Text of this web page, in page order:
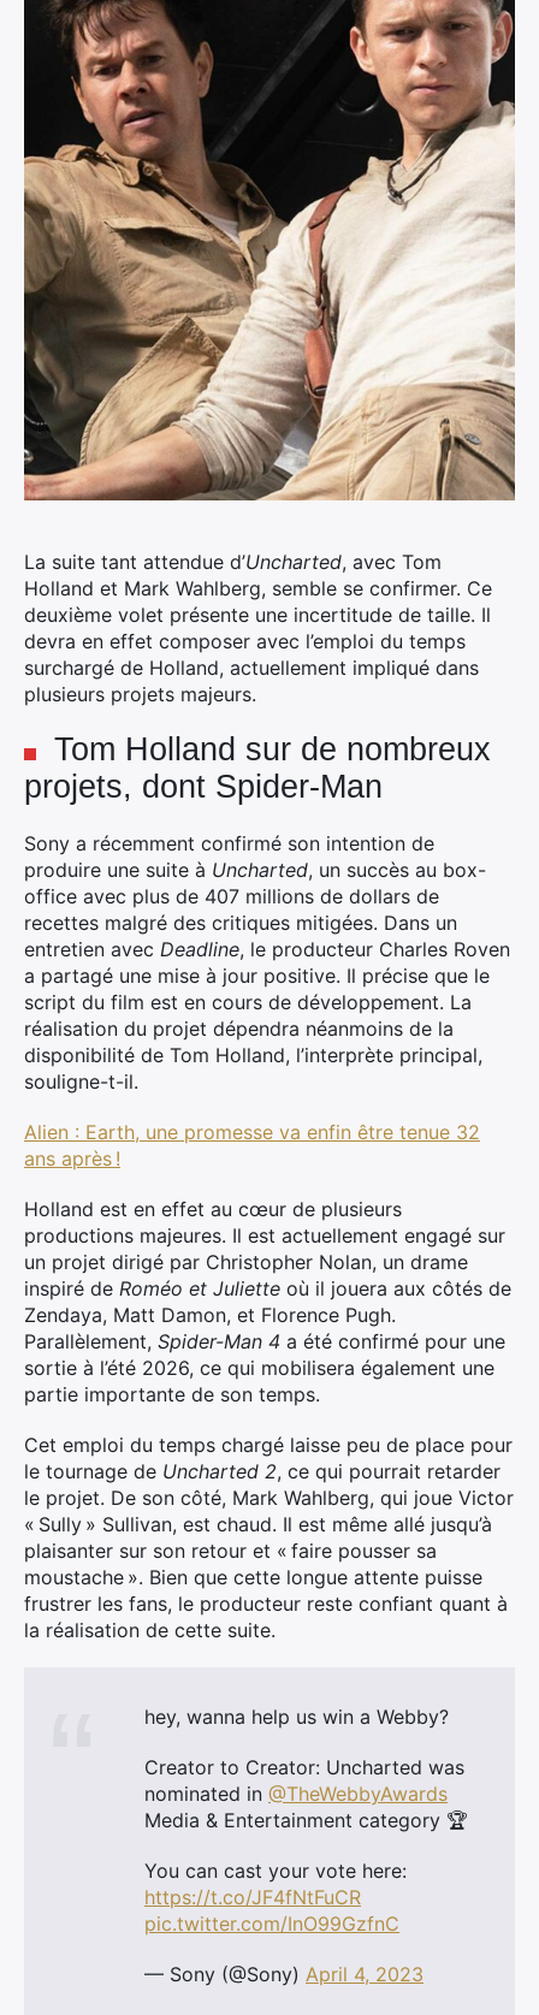
La suite tant attendue d’Uncharted, avec Tom
Holland et Mark Wahlberg, semble se confirmer. Ce
deuxième volet présente une incertitude de taille. Il
devra en effet composer avec l’emploi du temps
surchargé de Holland, actuellement impliqué dans
plusieurs projets majeurs.
Tom Holland sur de nombreux
projets, dont Spider-Man
Sony a récemment confirmé son intention de
produire une suite à Uncharted, un succès au box-
office avec plus de 407 millions de dollars de
recettes malgré des critiques mitigées. Dans un
entretien avec Deadline, le producteur Charles Roven
a partagé une mise à jour positive. Il précise que le
script du film est en cours de développement. La
réalisation du projet dépendra néanmoins de la
disponibilité de Tom Holland, l’interprète principal,
souligne-t-il.
Alien : Earth, une promesse va enfin être tenue 32
ans après !
Holland est en effet au cœur de plusieurs
productions majeures. Il est actuellement engagé sur
un projet dirigé par Christopher Nolan, un drame
inspiré de Roméo et Juliette où il jouera aux côtés de
Zendaya, Matt Damon, et Florence Pugh.
Parallèlement, Spider-Man 4 a été confirmé pour une
sortie à l’été 2026, ce qui mobilisera également une
partie importante de son temps.
Cet emploi du temps chargé laisse peu de place pour
le tournage de Uncharted 2, ce qui pourrait retarder
le projet. De son côté, Mark Wahlberg, qui joue Victor
« Sully » Sullivan, est chaud. Il est même allé jusqu’à
plaisanter sur son retour et « faire pousser sa
moustache ». Bien que cette longue attente puisse
frustrer les fans, le producteur reste confiant quant à
la réalisation de cette suite.
hey, wanna help us win a Webby?
Creator to Creator: Uncharted was
nominated in @TheWebbyAwards
Media & Entertainment category 🏆
You can cast your vote here:
https://t.co/JF4fNtFuCR
pic.twitter.com/InO99GzfnC
— Sony (@Sony) April 4, 2023